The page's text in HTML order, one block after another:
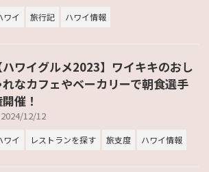
ワイ 旅行記 ハワイ情報
ハワイグルメ2023】ワイキキのおし
れなカフェやベーカリーで朝食選手
催！
2024/12/12
ワイ レストランを探す 旅支度 ハワイ情報